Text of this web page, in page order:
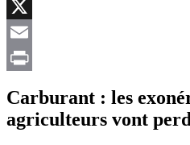
Facebook
X
Email
Carburant : les
agriculteurs vont